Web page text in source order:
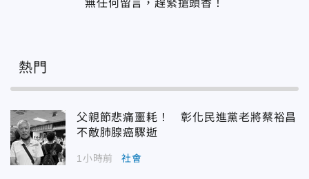
無任何留言，趕緊搶頭香！
熱門
父親節悲痛噩耗！ 彰化民進黨老將蔡裕昌
不敵肺腺癌驟逝
1小時前 社會